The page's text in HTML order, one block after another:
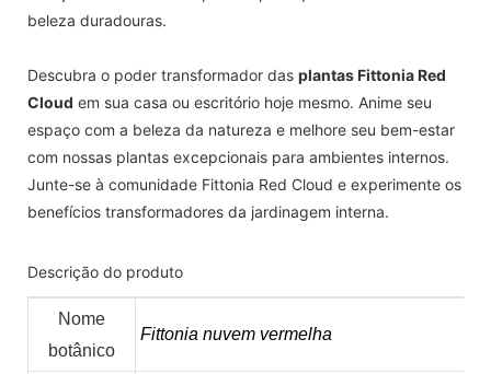
beleza duradouras.
Descubra o poder transformador das plantas Fittonia Red
Cloud em sua casa ou escritório hoje mesmo. Anime seu
espaço com a beleza da natureza e melhore seu bem-estar
com nossas plantas excepcionais para ambientes internos.
Junte-se à comunidade Fittonia Red Cloud e experimente os
benefícios transformadores da jardinagem interna.
Descrição do produto
Nome
botânico
Fittonia nuvem vermelha